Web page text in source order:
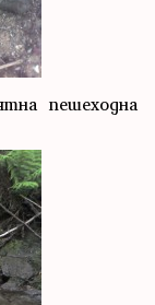
пешеходна